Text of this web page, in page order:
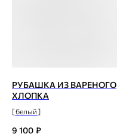
РУБАШКА ИЗ ВАРЕНОГО
ХЛОПКА
[ белый ]
9 100 ₽